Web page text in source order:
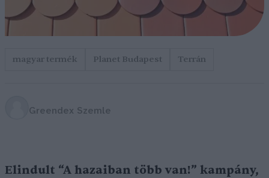
magyar termék Planet Budapest Terrán
Greendex Szemle
Elindult “A hazaiban több van!” kampány,